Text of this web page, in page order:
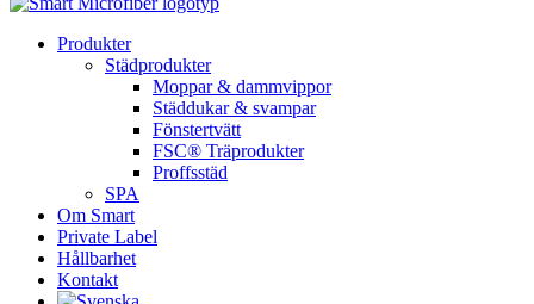
Produkter
Städprodukter
Moppar & dammvippor
Städdukar & svampar
Fönstertvätt
FSC® Träprodukter
Proffsstäd
SPA
Om Smart
Private Label
Hållbarhet
Kontakt